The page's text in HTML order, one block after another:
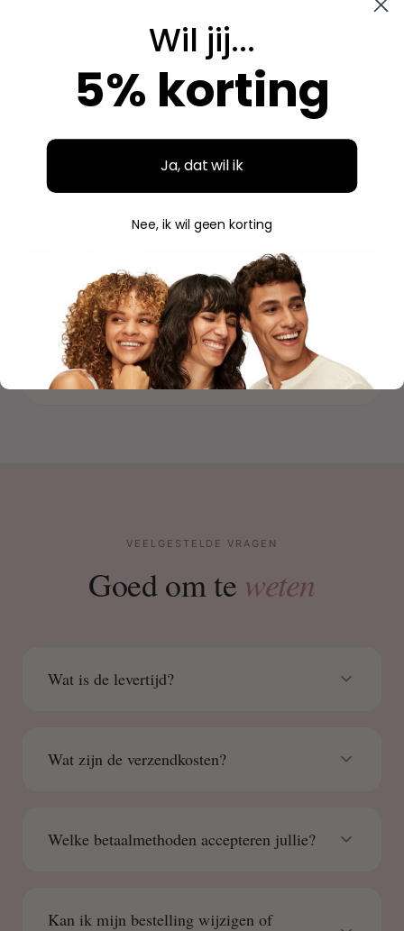
Breed assortiment en alles is origineel. Hier bestel ik
Aidan
"
Duidelijke website, makkelijk bestellen en mooie
verpakking. Volgende keer weer.
S Savannah
Geverifieerde aankoop
VEELGESTELDE VRAGEN
Goed om te weten
Wat is de levertijd?
Wat zijn de verzendkosten?
Welke betaalmethoden accepteren jullie?
Kan ik mijn bestelling wijzigen of
Wil jij...
5% korting
Ja, dat wil ik
Nee, ik wil geen korting